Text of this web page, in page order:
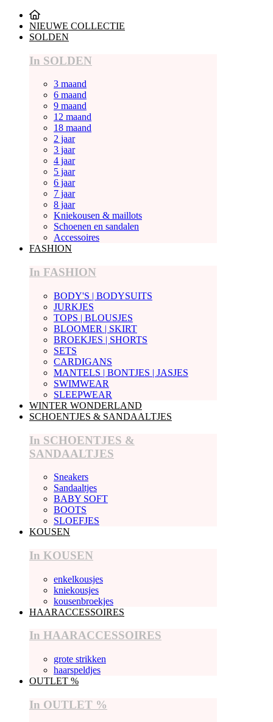
NIEUWE COLLECTIE
SOLDEN
In SOLDEN
3 maand
6 maand
9 maand
12 maand
18 maand
2 jaar
3 jaar
4 jaar
5 jaar
6 jaar
7 jaar
8 jaar
Kniekousen & maillots
Schoenen en sandalen
Accessoires
FASHION
In FASHION
BODY'S | BODYSUITS
JURKJES
TOPS | BLOUSJES
BLOOMER | SKIRT
BROEKJES | SHORTS
SETS
CARDIGANS
MANTELS | BONTJES | JASJES
SWIMWEAR
SLEEPWEAR
WINTER WONDERLAND
SCHOENTJES & SANDAALTJES
In SCHOENTJES &
SANDAALTJES
Sneakers
Sandaaltjes
BABY SOFT
BOOTS
SLOEFJES
KOUSEN
In KOUSEN
enkelkousjes
kniekousjes
kousenbroekjes
HAARACCESSOIRES
In HAARACCESSOIRES
grote strikken
haarspeldjes
OUTLET %
In OUTLET %